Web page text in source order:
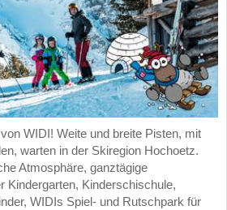
WIDI! Weite und breite Pisten, mit
warten in der Skiregion Hochoetz.
Atmosphäre, ganztägige
Kindergarten, Kinderschischule,
WIDIs Spiel- und Rutschpark für